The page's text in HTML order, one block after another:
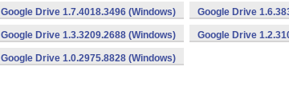
Google Drive 1.7.4018.3496 (Windows) Google Drive
Google Drive 1.3.3209.2688 (Windows) Google Drive
Google Drive 1.0.2975.8828 (Windows)